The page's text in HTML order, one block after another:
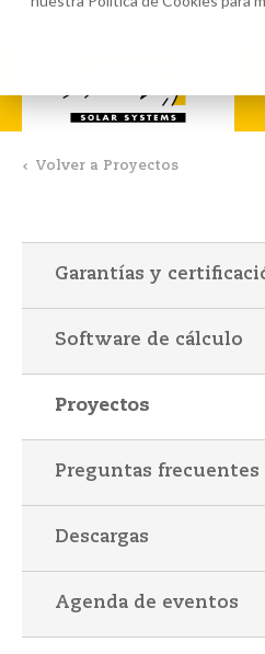
Volver a Proyectos
Garantías y
Software de cálculo
Proyectos
Preguntas frecuentes
Descargas
Agenda de eventos